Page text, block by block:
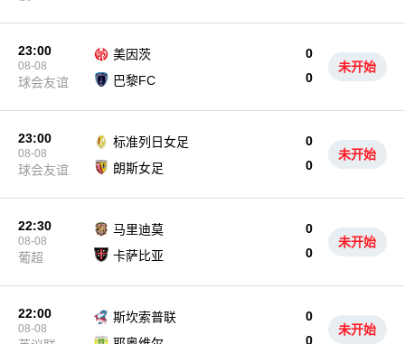
23:00
08-08
球会友谊
美因茨
0
0
巴黎FC
未开始
23:00
08-08
球会友谊
标准列日女足
0
0
朗斯女足
未开始
22:30
08-08
葡超
马里迪莫
0
0
卡萨比亚
未开始
22:00
08-08
斯坎索普联
0
0
未开始